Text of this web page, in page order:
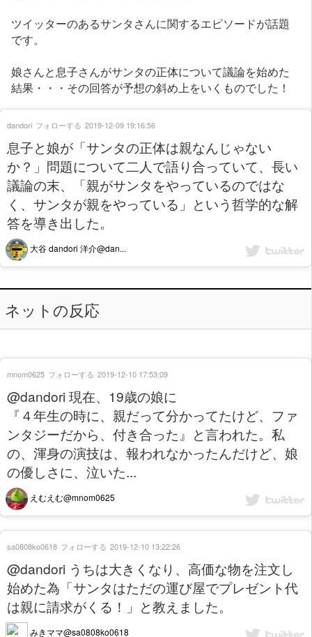
ツイッターのあるサンタさんに関するエピソードが話題
です。
娘さんと息子さんがサンタの正体について議論を始めた
結果・・・その回答が予想の斜め上をいくものでした！
息子と娘が「サンタの正体は親なんじゃない
か？」問題について二人で語り合っていて、長い
議論の末、「親がサンタをやっているのではな
く、サンタが親をやっている」という哲学的な解
答を導き出した。
大谷 dandori 洋介@dan...
dandori フォローする 2019-12-09 19:16:56
ネットの反応
@dandori 現在、19歳の娘に
『４年生の時に、親だって分かってたけど、ファ
ンタジーだから、付き合った』と言われた。私
の、渾身の演技は、報われなかったんだけど、娘
の優しさに、泣いた...
えむえむ@mnom0625
mnom0625 フォローする 2019-12-10 17:53:09
@dandori うちは大きくなり、高価な物を注文し
始めた為「サンタはただの運び屋でプレゼント代
は親に請求がくる！」と教えました。
みきママ@sa0808ko0618
sa0808ko0618 フォローする 2019-12-10 13:22:26